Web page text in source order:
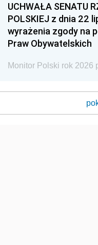
UCHWAŁA SENATU
POLSKIEJ z dnia 22
wyrażenia zgody na
Praw Obywatelskich
Monitor Polski rok 2026